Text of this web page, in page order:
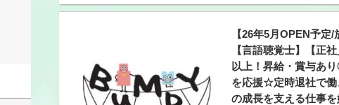
【26年5月OPEN予定
【言語聴覚士】【正
以上！昇給・賞与あ
を応援☆定時退社で働
の成長を支える仕事